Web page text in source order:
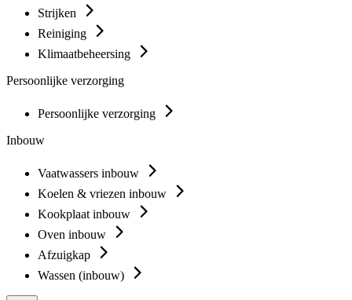
Strijken
Reiniging
Klimaatbeheersing
Persoonlijke verzorging
Persoonlijke verzorging
Inbouw
Vaatwassers inbouw
Koelen & vriezen inbouw
Kookplaat inbouw
Oven inbouw
Afzuigkap
Wassen (inbouw)